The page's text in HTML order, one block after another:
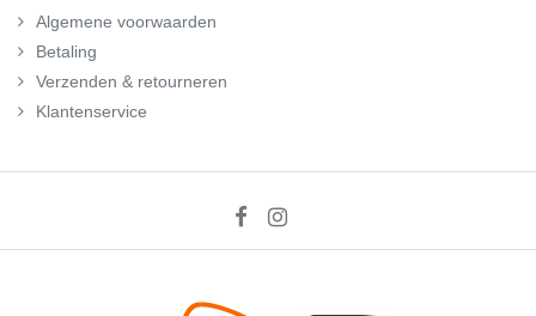
Algemene voorwaarden
Betaling
Verzenden & retourneren
Klantenservice